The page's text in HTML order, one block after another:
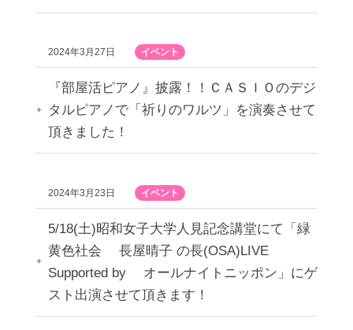
2024年3月27日 イベント
『部屋活ピアノ』披露！！ＣＡＳＩＯのデジ
タルピアノで「祈りのワルツ」を演奏させて
頂きました！
2024年3月23日 イベント
5/18(土)昭和女子大学人見記念講堂にて「緑
黄色社会 長屋晴子 の長(OSA)LIVE
Supported by オールナイトニッポン」にゲ
スト出演させて頂きます！